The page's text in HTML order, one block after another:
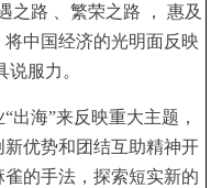
之路 、繁荣之路 ， 惠及
中国经济的光明面反映
服力。
海”来反映重大主题，
优势和团结互助精神开
的手法，探索短实新的